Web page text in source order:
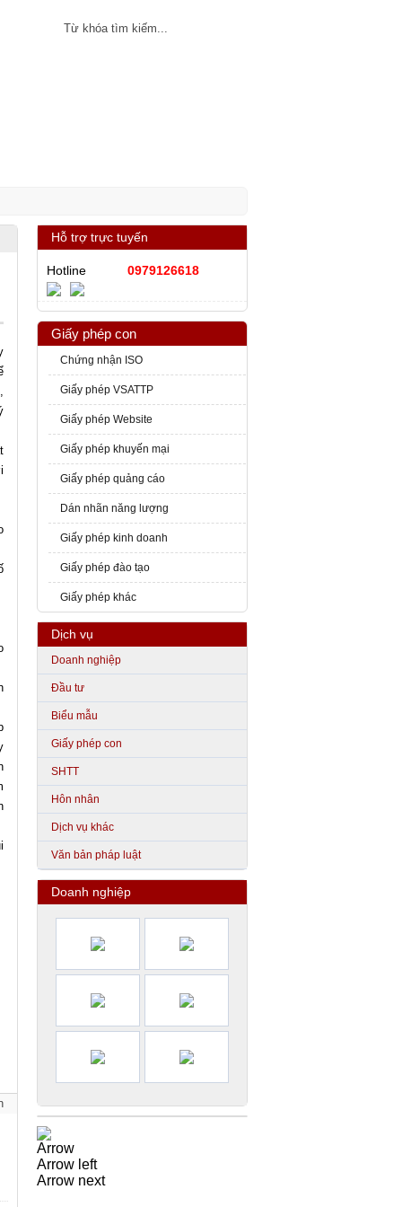
Hỗ trợ trực tuyến
Hotline 0979126618
Giấy phép con
Chứng nhận ISO
Giấy phép VSATTP
Giấy phép Website
Giấy phép khuyến mại
Giấy phép quảng cáo
Dán nhãn năng lượng
Giấy phép kinh doanh
Giấy phép đào tạo
Giấy phép khác
Dịch vụ
Doanh nghiệp
Đầu tư
Biểu mẫu
Giấy phép con
SHTT
Hôn nhân
Dịch vụ khác
Văn bản pháp luật
Doanh nghiệp
Arrow
Arrow left
Arrow next